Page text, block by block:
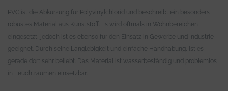
PVC ist die Abkürzung für Polyvinylchlorid und beschreibt ein besonders
robustes Material aus Kunststoff. Es wird oftmals in Wohnbereichen
eingesetzt, jedoch ist es ebenso für den Einsatz in Gewerbe und Industrie
geeignet. Durch seine Langlebigkeit und einfache Handhabung, ist es
gerade dort sehr beliebt. Das Material ist wasserbeständig und problemlos
in Feuchträumen einsetzbar.